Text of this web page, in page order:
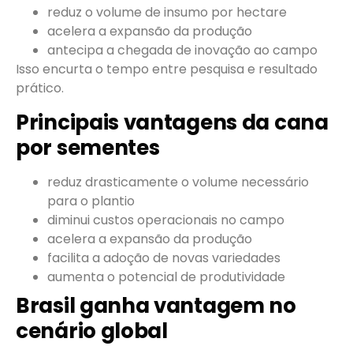
reduz o volume de insumo por hectare
acelera a expansão da produção
antecipa a chegada de inovação ao campo
Isso encurta o tempo entre pesquisa e resultado
prático.
Principais vantagens da cana
por sementes
reduz drasticamente o volume necessário
para o plantio
diminui custos operacionais no campo
acelera a expansão da produção
facilita a adoção de novas variedades
aumenta o potencial de produtividade
Brasil ganha vantagem no
cenário global